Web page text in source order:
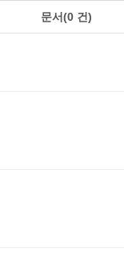
문서(0 건)